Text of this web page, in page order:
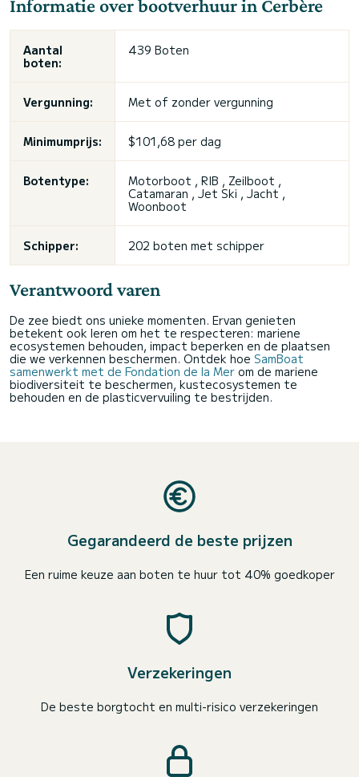
Informatie over bootverhuur in Cerbère
Aantal
boten:
439 Boten
Vergunning: Met of zonder vergunning
Minimumprijs: $101,68 per dag
Botentype:
Motorboot , RIB , Zeilboot ,
Catamaran , Jet Ski , Jacht ,
Woonboot
Schipper: 202 boten met schipper
Verantwoord varen
De zee biedt ons unieke momenten. Ervan genieten
betekent ook leren om het te respecteren: mariene
ecosystemen behouden, impact beperken en de plaatsen
die we verkennen beschermen. Ontdek hoe SamBoat
samenwerkt met de Fondation de la Mer om de mariene
biodiversiteit te beschermen, kustecosystemen te
behouden en de plasticvervuiling te bestrijden.
Gegarandeerd de beste prijzen
Een ruime keuze aan boten te huur tot 40% goedkoper
Verzekeringen
De beste borgtocht en multi-risico verzekeringen